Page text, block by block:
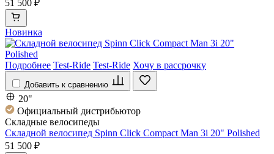
51 500 ₽
Новинка
Подробнее Test-Ride Test-Ride Хочу в рассрочку
Добавить к сравнению
20"
Официальный дистрибьютор
Складные велосипеды
Складной велосипед Spinn Click Compact Man 3i 20" Polished
51 500 ₽